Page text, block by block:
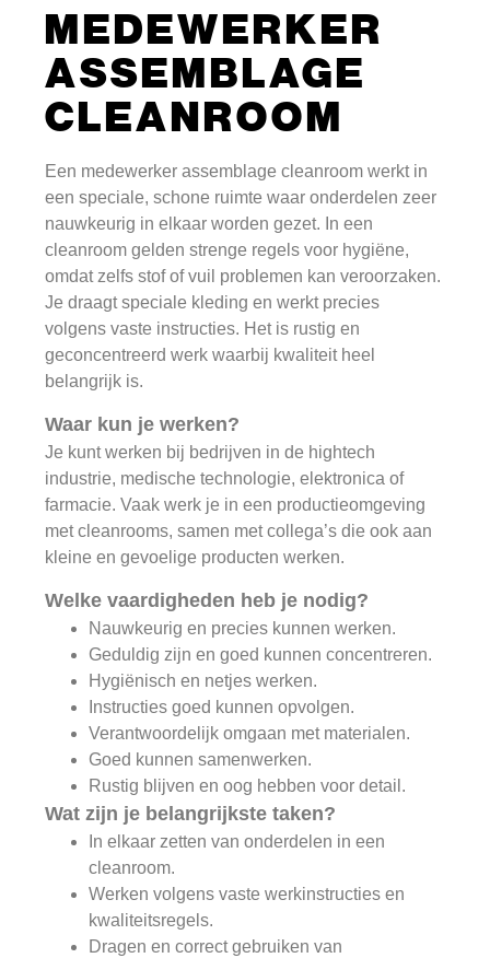
MEDEWERKER
ASSEMBLAGE
CLEANROOM
Een medewerker assemblage cleanroom werkt in
een speciale, schone ruimte waar onderdelen zeer
nauwkeurig in elkaar worden gezet. In een
cleanroom gelden strenge regels voor hygiëne,
omdat zelfs stof of vuil problemen kan veroorzaken.
Je draagt speciale kleding en werkt precies
volgens vaste instructies. Het is rustig en
geconcentreerd werk waarbij kwaliteit heel
belangrijk is.
Waar kun je werken?
Je kunt werken bij bedrijven in de hightech
industrie, medische technologie, elektronica of
farmacie. Vaak werk je in een productieomgeving
met cleanrooms, samen met collega’s die ook aan
kleine en gevoelige producten werken.
Welke vaardigheden heb je nodig?
Nauwkeurig en precies kunnen werken.
Geduldig zijn en goed kunnen concentreren.
Hygiënisch en netjes werken.
Instructies goed kunnen opvolgen.
Verantwoordelijk omgaan met materialen.
Goed kunnen samenwerken.
Rustig blijven en oog hebben voor detail.
Wat zijn je belangrijkste taken?
In elkaar zetten van onderdelen in een
cleanroom.
Werken volgens vaste werkinstructies en
kwaliteitsregels.
Dragen en correct gebruiken van